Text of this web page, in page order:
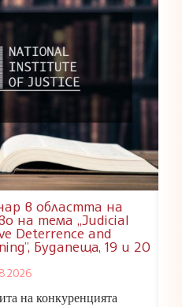
в областта на
на тема „Judicial
Deterrence and
Будапеща, 19 и 20
на конкуренцията